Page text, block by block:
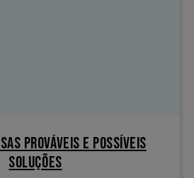
PROVÁVEIS E POSSÍVEIS
SOLUÇÕES